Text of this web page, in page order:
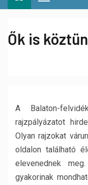
Ők is
A Balaton-
rajzpályázatot
Olyan rajzokat
oldalon található
elevenednek
gyakorinak